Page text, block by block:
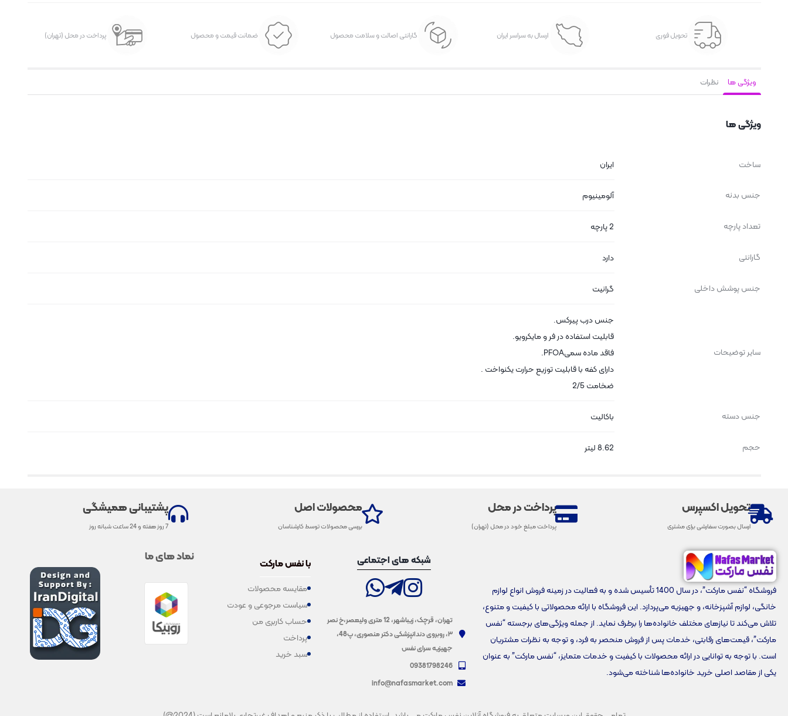
تحویل فوری ارسال به سراسر ایران گارانتی اصالت و سلامت محصول ضمانت قیمت و محصول پرداخت در محل (تهران)
ویژگی ها نظرات
ویژگی ها
ساخت ایران
جنس بدنه آلومینیوم
تعداد پارچه 2 پارچه
گارانتی دارد
جنس پوشش داخلی گرانیت
سایر توضیحات
جنس درب پیرکس.
قابلیت استفاده در فر و مایکرویو.
فاقد ماده سمیPFOA.
دارای کفه با قابلیت توزیع حرارت یکنواخت .
ضخامت 2/5
جنس دسته باکالیت
حجم 8.62 لیتر
تحویل اکسپرس
ارسال بصورت سفارشی برای مشتری
پرداخت در محل
پرداخت مبلغ خود در محل (تهران)
محصولات اصل
بررسی محصولات توسط کارشناسان
پشتیبانی همیشگی
7 روز هفته و 24 ساعت شبانه روز
فروشگاه “نفس مارکت”، در سال 1400 تأسیس شده و به فعالیت در زمینه فروش انواع لوازم
خانگی، لوازم آشپزخانه، و جهیزیه می‌پردازد. این فروشگاه با ارائه محصولاتی با کیفیت و متنوع،
تلاش می‌کند تا نیازهای مختلف خانواده‌ها را برطرف نماید. از جمله ویژگی‌های برجسته “نفس
مارکت”، قیمت‌های رقابتی، خدمات پس از فروش منحصر به فرد، و توجه به نظرات مشتریان
است. با توجه به توانایی در ارائه محصولات با کیفیت و خدمات متمایز، “نفس مارکت” به عنوان
یکی از مقاصد اصلی خرید خانواده‌ها شناخته می‌شود.
شبکه های اجتماعی
تهران، قرچک، زیباشهر، 12 متری ولیعصر،خ نصر
۳، روبروی دندانپزشکی دکتر منصوری، پ48،
جهیزیه سرای نفس
09381798246
info@nafasmarket.com
با نفس مارکت
مقایسه محصولات
سیاست مرجوعی و عودت
حساب کاربری من
پرداخت
سبد خرید
نماد های ما